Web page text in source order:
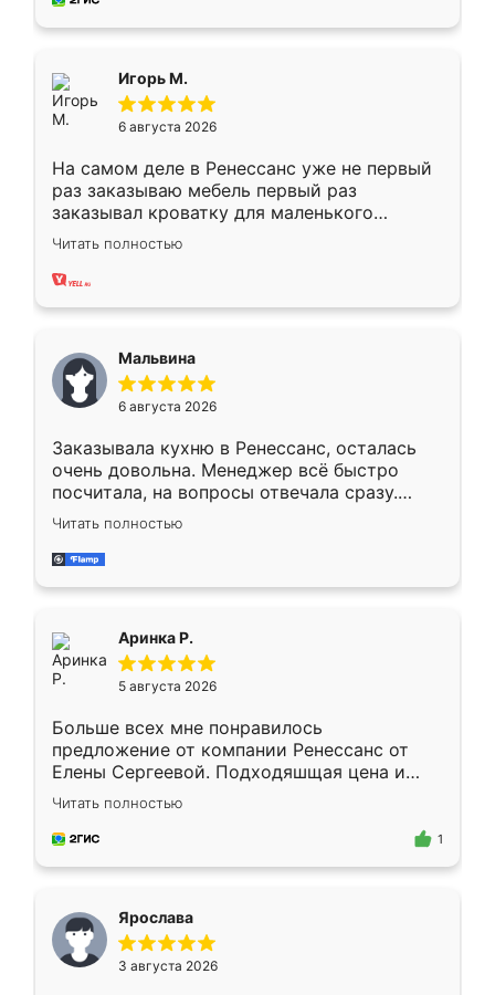
Игорь М.
6 августа 2026
На самом деле в Ренессанс уже не первый
раз заказываю мебель первый раз
заказывал кроватку для маленького
ребёнка при его рождении ,во второй раз
заказал шкаф-купе. По качеству очень
хорошее сборка достаточно быстрая,
меньше, здесь же он более разнообразный.
Мне нравится ,если что-то потребуется из
мебели буду заказывать только здесь.
Читать полностью
Мальвина
6 августа 2026
Заказывала кухню в Ренессанс, осталась
очень довольна. Менеджер всё быстро
посчитала, на вопросы отвечала сразу.
Замерщик приехал в субботу, подошёл к
делу со всей ответственностью. Собрали
за день, ребята работали аккуратно, даже
Читать полностью
Аринка Р.
5 августа 2026
Больше всех мне понравилось
предложение от компании Ренессанс от
Елены Сергеевой. Подходяшщая цена и
короткие сроки изготовления. Приехавший
для замера сотрудник Владислав
предложил по моему эскизу самый
Читать полностью
1
Ярослава
3 августа 2026